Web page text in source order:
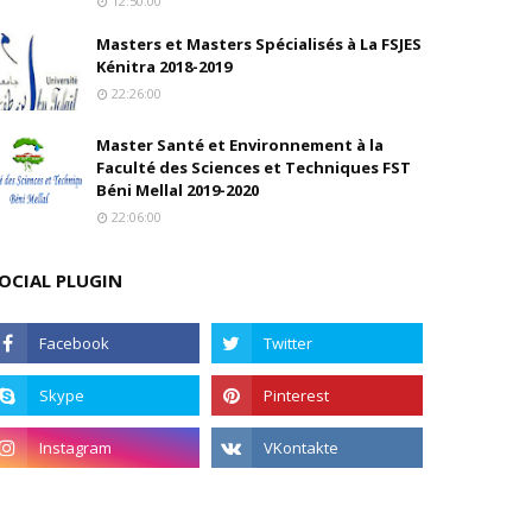
Masters et Masters Spécialisés à La FSJES
Kénitra 2018-2019
22:26:00
Master Santé et Environnement à la
Faculté des Sciences et Techniques FST
Béni Mellal 2019-2020
22:06:00
PLUGIN